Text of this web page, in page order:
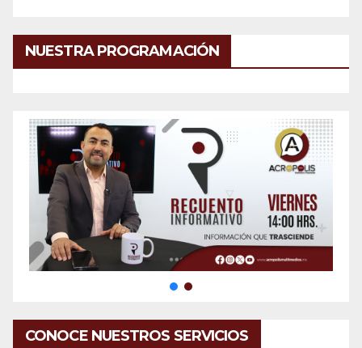
NUESTRA PROGRAMACIÓN
CONOCE NUESTROS SERVICIOS